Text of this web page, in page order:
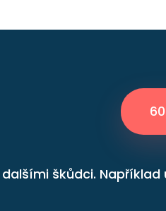
škůdci. Například